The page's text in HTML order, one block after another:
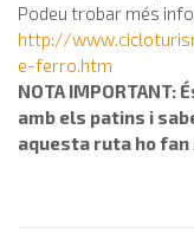
Podeu trobar més
http://
e-ferro.htm
NOTA
amb els patins i
aquesta ruta ho